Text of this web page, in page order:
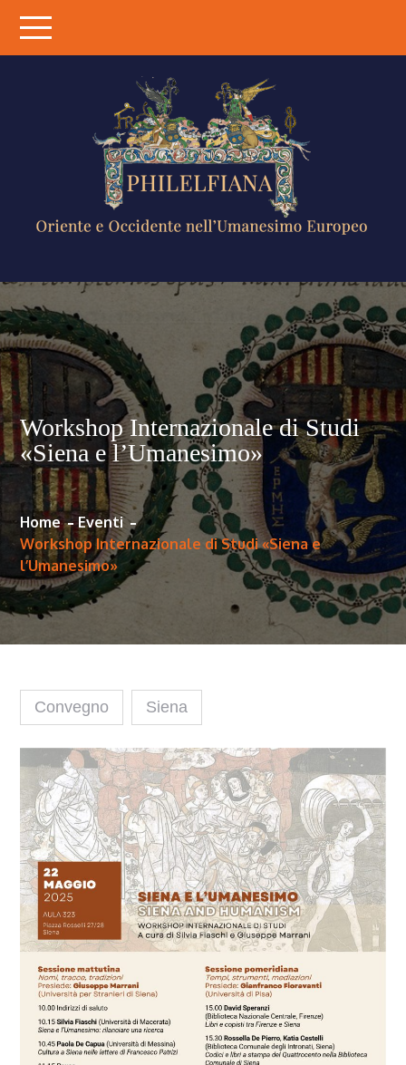
content
OCCIDENTE
NELL'UMANESIMO
EUROPEO
Workshop Internazionale di Studi
«Siena e l’Umanesimo»
Home
Eventi
Workshop Internazionale di Studi «Siena e
l’Umanesimo»
Convegno Siena